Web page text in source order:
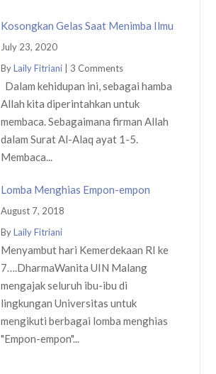
Kosongkan Gelas Saat Menimba Ilmu
July 23, 2020
ByLaily Fitriani| 3 Comments
Dalam kehidupan ini, sebagai hamba
Allah kita diperintahkan untuk
membaca. Sebagaimana firman Allah
dalam Surat Al-Alaq ayat 1-5.
Membaca...
Lomba Menghias Empon-empon
August 7, 2018
ByLaily Fitriani
Menyambut hari Kemerdekaan RI ke
7….DharmaWanita UIN Malang
mengajak seluruh ibu-ibu di
lingkungan Universitas untuk
mengikuti berbagai lomba menghias
"Empon-empon"...